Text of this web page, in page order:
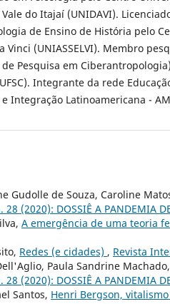
do Itajaí (UNIDAVI).
de Ensino de História pelo
Vinci (UNIASSELVI). Membro
Pesquisa em
Integrante da rede
Integração Latinoamericana -
Gudolle de Souza, Caroline
(2020): DOSSIÊ A PANDEMIA
A emergência de uma teoria
Redes (e cidades) , Revista
Paula Sandrine Machado,
(2020): DOSSIÊ A PANDEMIA
Santos, Henri Bergson,